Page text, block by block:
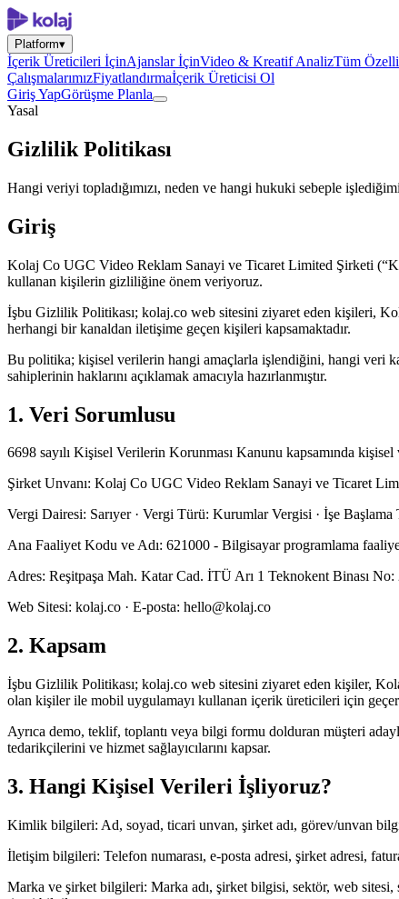
Platform▾
İçerik Üreticileri İçinAjanslar İçinVideo & Kreatif AnalizTüm
ÇalışmalarımızFiyatlandırmaİçerik Üreticisi Ol
Giriş YapGörüşme Planla
Yasal
Gizlilik Politikası
Hangi veriyi topladığımızı, neden ve hangi hukuki sebeple
Giriş
Kolaj Co UGC Video Reklam Sanayi ve Ticaret Limited Şirketi
kullanan kişilerin gizliliğine önem veriyoruz.
İşbu Gizlilik Politikası; kolaj.co web sitesini ziyaret eden kişileri,
herhangi bir kanaldan iletişime geçen kişileri kapsamaktadır.
Bu politika; kişisel verilerin hangi amaçlarla işlendiğini, hangi veri
sahiplerinin haklarını açıklamak amacıyla hazırlanmıştır.
1. Veri Sorumlusu
6698 sayılı Kişisel Verilerin Korunması Kanunu kapsamında
Şirket Unvanı: Kolaj Co UGC Video Reklam Sanayi ve Ticaret
Vergi Dairesi: Sarıyer · Vergi Türü: Kurumlar Vergisi · İşe
Ana Faaliyet Kodu ve Adı: 621000 - Bilgisayar programlama
Adres: Reşitpaşa Mah. Katar Cad. İTÜ Arı 1 Teknokent Binası
Web Sitesi: kolaj.co · E-posta: hello@kolaj.co
2. Kapsam
İşbu Gizlilik Politikası; kolaj.co web sitesini ziyaret eden kişiler,
olan kişiler ile mobil uygulamayı kullanan içerik üreticileri için
Ayrıca demo, teklif, toplantı veya bilgi formu dolduran müşteri
tedarikçilerini ve hizmet sağlayıcılarını kapsar.
3. Hangi Kişisel Verileri İşliyoruz?
Kimlik bilgileri: Ad, soyad, ticari unvan, şirket adı, görev/unvan
İletişim bilgileri: Telefon numarası, e-posta adresi, şirket adresi,
Marka ve şirket bilgileri: Marka adı, şirket bilgisi, sektör, web